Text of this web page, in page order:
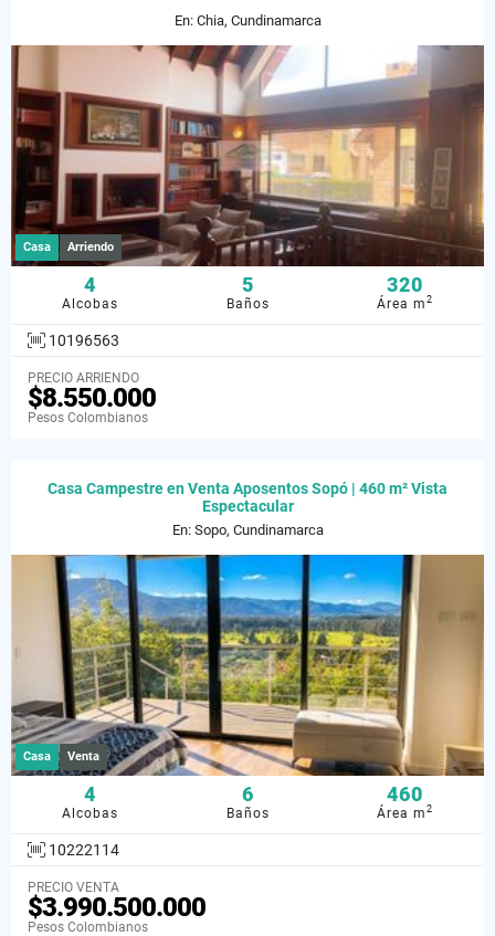
En: Chia, Cundinamarca
Casa Arriendo
4
Alcobas
5
Baños
320
Área m2
10196563
PRECIO ARRIENDO
$8.550.000
Pesos Colombianos
Casa Campestre en Venta Aposentos Sopó | 460 m² Vista
Espectacular
En: Sopo, Cundinamarca
Casa Venta
4
Alcobas
6
Baños
460
Área m2
10222114
PRECIO VENTA
$3.990.500.000
Pesos Colombianos